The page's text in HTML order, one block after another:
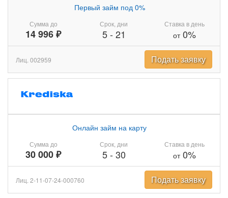
Сумма до
14 996 ₽
Первый займ под 0%
Срок, дни
5- 21
Ставка в день
от0%
Лиц. 002959 Подать заявку
Сумма до
30 000 ₽
Онлайн займ на карту
Срок, дни
5- 30
Ставка в день
от0%
Лиц. 2-11-07-24-000760 Подать заявку